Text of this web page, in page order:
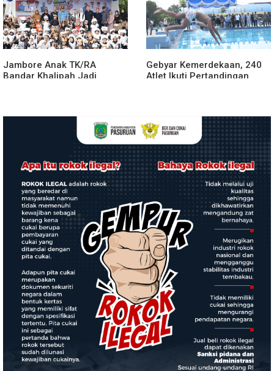
Jambore Anak TK/RA
Bandar Khalipah Jadi
Gebyar Kemerdekaan, 240
Atlet Ikuti Pertandingan